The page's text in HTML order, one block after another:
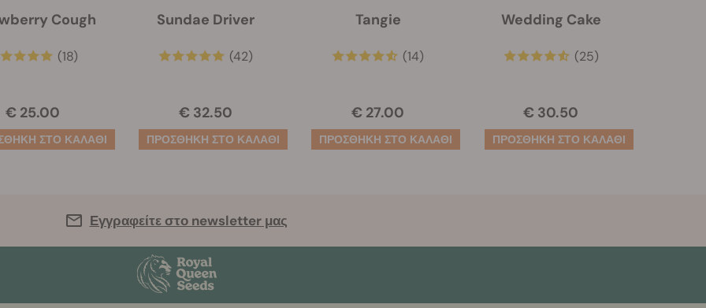
Cough
(18)
€ 25.00
Sundae Driver
(42)
€ 32.50
Tangie
(14)
€ 27.00
Wedding Cake
(25)
€ 30.50
Εγγραφείτε στο newsletter μας